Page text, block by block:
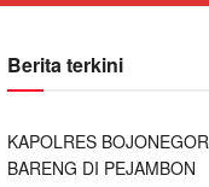
Berita terkini
KAPOLRES
BARENG DI PEJAMBON